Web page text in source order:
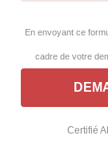
En envoyant ce
cadre de votre
Certifié